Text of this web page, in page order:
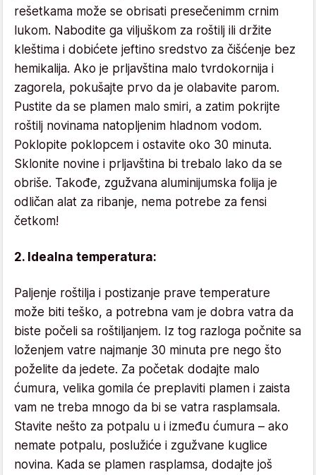
rešetkama može se obrisati presečenimm crnim
lukom. Nabodite ga viljuškom za roštilj ili držite
kleštima i dobićete jeftino sredstvo za čišćenje bez
hemikalija. Ako je prljavština malo tvrdokornija i
zagorela, pokušajte prvo da je olabavite parom.
Pustite da se plamen malo smiri, a zatim pokrijte
roštilj novinama natopljenim hladnom vodom.
Poklopite poklopcem i ostavite oko 30 minuta.
Sklonite novine i prljavština bi trebalo lako da se
obriše. Takođe, zgužvana aluminijumska folija je
odličan alat za ribanje, nema potrebe za fensi
četkom!
2. Idealna temperatura:
Paljenje roštilja i postizanje prave temperature
može biti teško, a potrebna vam je dobra vatra da
biste počeli sa roštiljanjem. Iz tog razloga počnite sa
loženjem vatre najmanje 30 minuta pre nego što
poželite da jedete. Za početak dodajte malo
ćumura, velika gomila će preplaviti plamen i zaista
vam ne treba mnogo da bi se vatra rasplamsala.
Stavite nešto za potpalu u i između ćumura – ​​ako
nemate potpalu, poslužiće i zgužvane kuglice
novina. Kada se plamen rasplamsa, dodajte još